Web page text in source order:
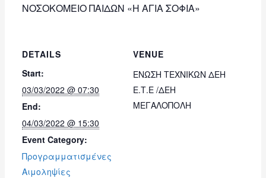
ΝΟΣΟΚΟΜΕΙΟ ΠΑΙΔΩΝ «Η ΑΓΙΑ ΣΟΦΙΑ»
DETAILS
Start:
03/03/2022 @ 07:30
End:
04/03/2022 @ 15:30
Event Category:
Προγραμματισμένες
Αιμοληψίες
VENUE
ΕΝΩΣΗ ΤΕΧΝΙΚΩΝ ΔΕΗ
Ε.Τ.Ε /ΔΕΗ
ΜΕΓΑΛΟΠΟΛΗ